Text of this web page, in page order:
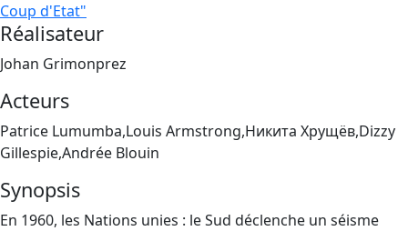
Coup d'Etat"
Réalisateur
Johan Grimonprez
Acteurs
Patrice Lumumba,Louis Armstrong,Никита Хрущёв,Dizzy
Gillespie,Andrée Blouin
Synopsis
En 1960, les Nations unies : le Sud déclenche un séisme